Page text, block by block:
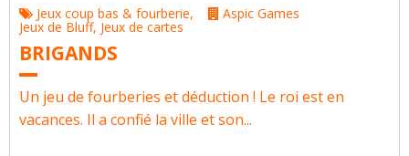
Jeux coup bas & fourberie,
Jeux de Bluff, Jeux de cartes
Aspic Games
BRIGANDS
Un jeu de fourberies et déduction ! Le roi est en
vacances. Il a confié la ville et son...